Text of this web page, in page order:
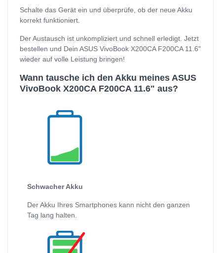
Schalte das Gerät ein und überprüfe, ob der neue Akku
korrekt funktioniert.
Der Austausch ist unkompliziert und schnell erledigt. Jetzt
bestellen und Dein ASUS VivoBook X200CA F200CA 11.6"
wieder auf volle Leistung bringen!
Wann tausche ich den Akku meines ASUS
VivoBook X200CA F200CA 11.6" aus?
Schwacher Akku
Der Akku Ihres Smartphones kann nicht den ganzen
Tag lang halten.